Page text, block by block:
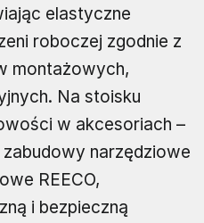
elastyczne
roboczej zgodnie z
montażowych,
Na stoisku
w akcesoriach –
zabudowy narzędziowe
REECO,
i bezpieczną